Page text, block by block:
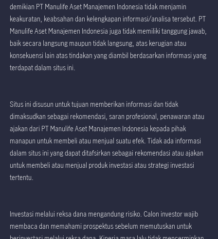
demikian PT Manulife Aset Manajemen Indonesia tidak menjamin
keakuratan, keabsahan dan kelengkapan informasi/analisa tersebut. PT
Manulife Aset Manajemen Indonesia juga tidak memiliki tanggung jawab,
baik secara langsung maupun tidak langsung, atas kerugian atau
konsekuensi lain atas tindakan yang diambil berdasarkan informasi yang
terdapat dalam situs ini.
Situs ini disusun untuk tujuan memberikan informasi dan tidak
dimaksudkan sebagai rekomendasi, saran profesional, penawaran atau
ajakan dari PT Manulife Aset Manajemen Indonesia kepada pihak
manapun untuk membeli atau menjual suatu efek. Tidak ada informasi
dalam situs ini yang dapat ditafsirkan sebagai rekomendasi atau ajakan
untuk membeli atau menjual produk investasi atau strategi investasi
tertentu.
Investasi melalui reksa dana mengandung risiko. Calon investor wajib
membaca dan memahami prospektus sebelum memutuskan untuk